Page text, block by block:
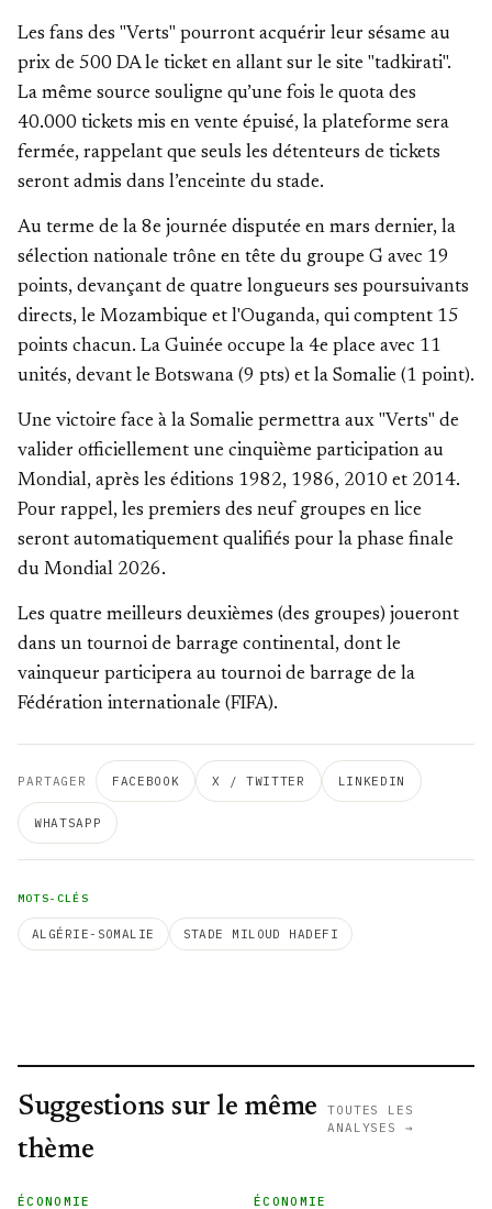
Les fans des "Verts" pourront acquérir leur sésame au
prix de 500 DA le ticket en allant sur le site "tadkirati".
La même source souligne qu’une fois le quota des
40.000 tickets mis en vente épuisé, la plateforme sera
fermée, rappelant que seuls les détenteurs de tickets
seront admis dans l’enceinte du stade.
Au terme de la 8e journée disputée en mars dernier, la
sélection nationale trône en tête du groupe G avec 19
points, devançant de quatre longueurs ses poursuivants
directs, le Mozambique et l'Ouganda, qui comptent 15
points chacun. La Guinée occupe la 4e place avec 11
unités, devant le Botswana (9 pts) et la Somalie (1 point).
Une victoire face à la Somalie permettra aux "Verts" de
valider officiellement une cinquième participation au
Mondial, après les éditions 1982, 1986, 2010 et 2014.
Pour rappel, les premiers des neuf groupes en lice
seront automatiquement qualifiés pour la phase finale
du Mondial 2026.
Les quatre meilleurs deuxièmes (des groupes) joueront
dans un tournoi de barrage continental, dont le
vainqueur participera au tournoi de barrage de la
Fédération internationale (FIFA).
PARTAGER FACEBOOK X / TWITTER LINKEDIN
WHATSAPP
MOTS-CLÉS
ALGÉRIE-SOMALIE STADE MILOUD HADEFI
Suggestions sur le même
thème
TOUTES LES
ANALYSES →
ÉCONOMIE
ÉCONOMIE